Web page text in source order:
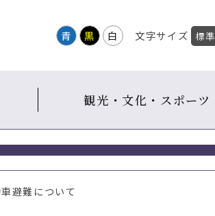
青 黒 白 文字サイズ 標準
観光・文化・スポーツ
避難について